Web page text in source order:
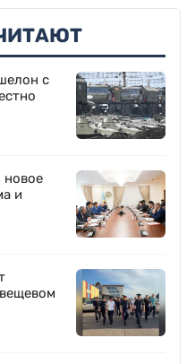
с
новое
и